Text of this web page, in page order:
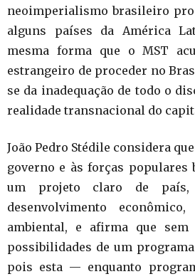
neoimperialismo brasileiro
alguns países da América
mesma forma que o MST
estrangeiro de proceder no
se da inadequação de todo o
realidade transnacional do
João Pedro Stédile considera
governo e às forças
um projeto claro de país,
desenvolvimento
ambiental, e afirma que
possibilidades de um
pois esta — enquanto